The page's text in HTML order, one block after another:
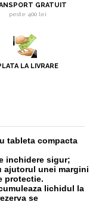
GRATUIT
peste 400 lei
LA LIVRARE
tableta compacta
inchidere sigur;
ajutorul unei margini
protectie.
lichidul la
se